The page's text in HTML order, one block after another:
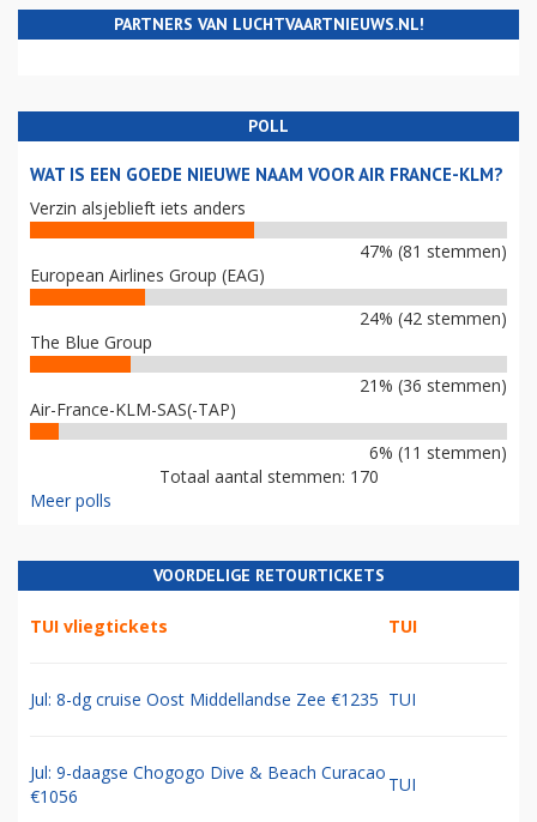
PARTNERS VAN LUCHTVAARTNIEUWS.NL!
POLL
WAT IS EEN GOEDE NIEUWE NAAM VOOR AIR FRANCE-KLM?
Verzin alsjeblieft iets anders
47% (81 stemmen)
European Airlines Group (EAG)
24% (42 stemmen)
The Blue Group
21% (36 stemmen)
Air-France-KLM-SAS(-TAP)
6% (11 stemmen)
Totaal aantal stemmen: 170
Meer polls
VOORDELIGE RETOURTICKETS
TUI vliegtickets TUI
Jul: 8-dg cruise Oost Middellandse Zee €1235 TUI
Jul: 9-daagse Chogogo Dive & Beach Curacao
€1056
TUI